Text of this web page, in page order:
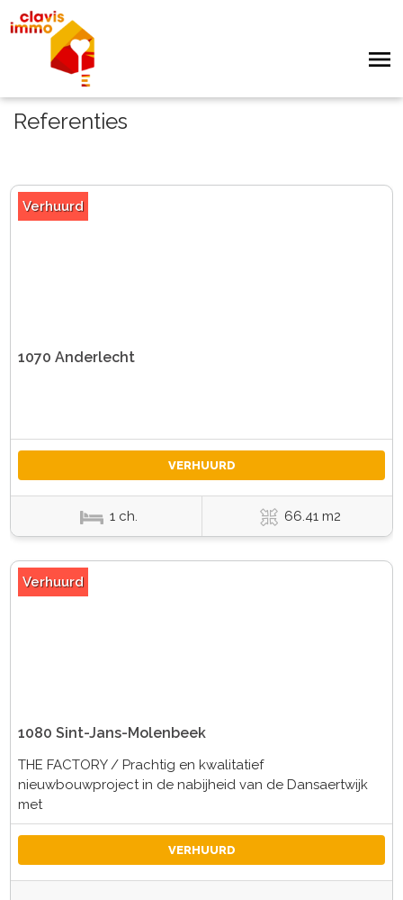
Referenties
Verhuurd
1070 Anderlecht
VERHUURD
1 ch. 66.41 m2
Verhuurd
1080 Sint-Jans-Molenbeek
THE FACTORY / Prachtig en kwalitatief
nieuwbouwproject in de nabijheid van de Dansaertwijk
met
VERHUURD